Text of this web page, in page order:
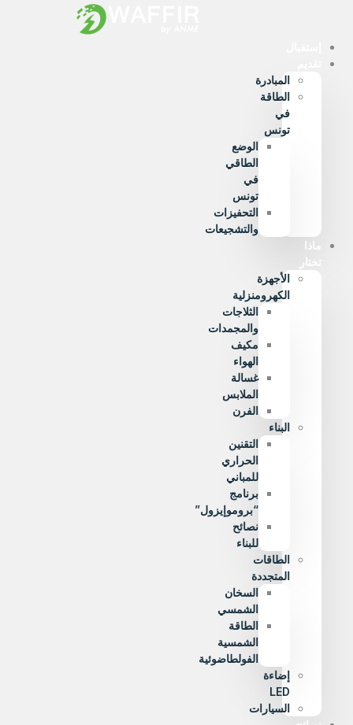
المبادرة
الطاقة
في
تونس
الوضع
الطاقي
في
تونس
التحفيزات
والتشجيعات
ماذا
تختار
الأجهزة
الكهرومنزلية
الثلاجات
والمجمدات
مكيف
الهواء
غسالة
الملابس
الفرن
البناء
التقنين
الحراري
للمباني
برنامج
“بروموإيزول”
نصائح
للبناء
الطاقات
المتجددة
السخان
الشمسي
الطاقة
الشمسية
الفولطاضوئية
إضاءة
LED
السيارات